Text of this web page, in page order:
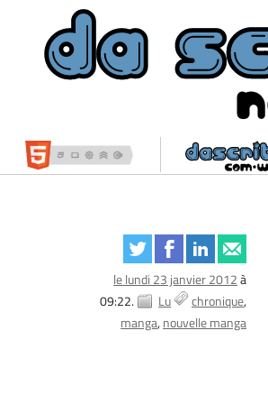
le lundi 23 janvier 2012à
09:22.
Lu
chronique
manga nouvelle manga